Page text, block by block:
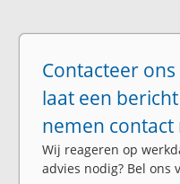
Contacteer
laat een
nemen contact
Wij reageren op
advies nodig? Bel ons